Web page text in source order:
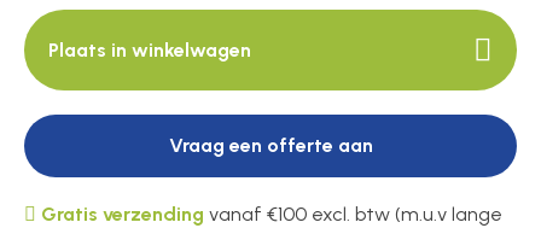
Plaats in winkelwagen
Vraag een offerte aan
Gratis verzending vanaf €100 excl. btw (m.u.v lange